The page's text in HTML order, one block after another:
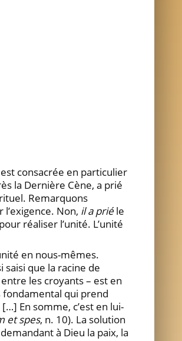
consacrée en particulier
la Dernière Cène, a prié
Remarquons
Non, il a priéle
réaliser l’unité. L’unité
en nous-mêmes.
saisi que la racine de
les croyants – est en
fondamental qui prend
En somme, c’est en lui-
et spes, n. 10). La solution
à Dieu la paix, la